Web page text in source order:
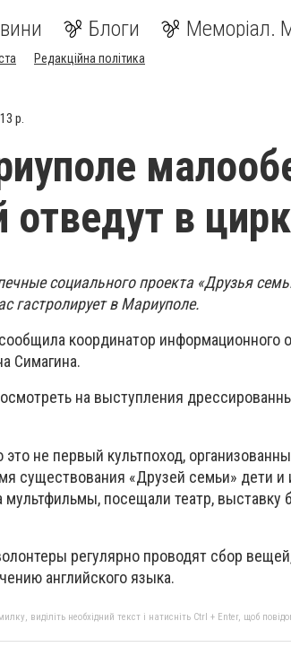
Блоги Меморіал.
Редакційна політика
р.
отведут в цирк
социального проекта «Друзья
гастролирует в Мариуполе.
координатор информационного
Симагина.
на выступления
это не первый культпоход,
существования «Друзей семьи» дети и
мультфильмы, посещали театр, выставку
регулярно проводят сбор
английского языка.
виділіть необхідний текст і натисніть Ctrl + Enter, щоб